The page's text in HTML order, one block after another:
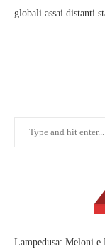
globali assai distanti
Lampedusa: Meloni e